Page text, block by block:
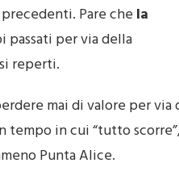
Pare che la
passati per via della
reperti.
mai di valore per via
tempo in cui “tutto
Punta Alice.